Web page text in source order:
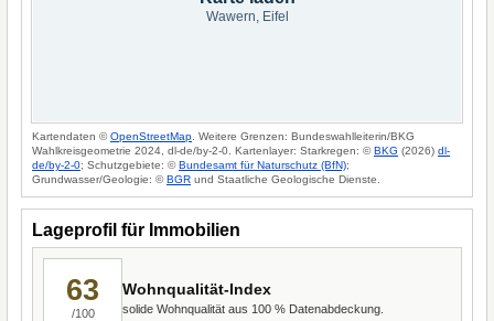
Wawern, Eifel
Kartendaten ©OpenStreetMap . Weitere Grenzen: Bundeswahlleiterin/BKG
Wahlkreisgeometrie 2024, dl-de/by-2-0. Kartenlayer: Starkregen: ©BKG (2026) dl-
de/by-2-0; Schutzgebiete: ©Bundesamt für Naturschutz (BfN);
Grundwasser/Geologie: ©BGR und Staatliche Geologische Dienste.
Lageprofil für Immobilien
63
/100
Wohnqualität-Index
solide Wohnqualität aus 100 % Datenabdeckung.